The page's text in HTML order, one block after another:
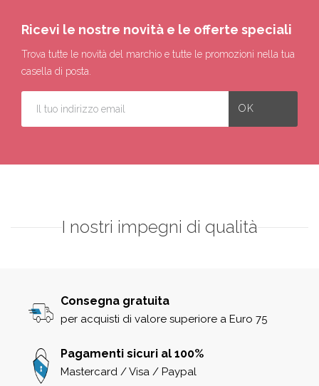
Ricevi le nostre novità e le offerte speciali
Trova tutte le novità del marchio e tutte le promozioni nella tua
casella di posta.
I nostri impegni di qualità
Consegna gratuita
per acquisti di valore superiore a Euro 75
Pagamenti sicuri al 100%
Mastercard / Visa / Paypal